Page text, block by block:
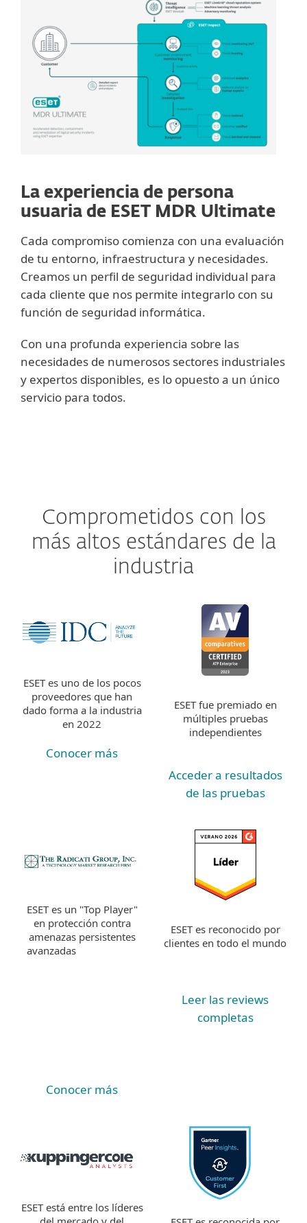
La experiencia de persona
usuaria de ESET MDR Ultimate
Cada compromiso comienza con una evaluación
de tu entorno, infraestructura y necesidades.
Creamos un perfil de seguridad individual para
cada cliente que nos permite integrarlo con su
función de seguridad informática.
Con una profunda experiencia sobre las
necesidades de numerosos sectores industriales
y expertos disponibles, es lo opuesto a un único
servicio para todos.
Comprometidos con los
más altos estándares de la
industria
ESET es uno de los pocos
proveedores que han
dado forma a la industria
en 2022
Conocer más
ESET fue premiado en
múltiples pruebas
independientes
Acceder a resultados
de las pruebas
ESET es un "Top Player"
en protección contra
amenazas persistentes
avanzadas
Conocer más
ESET es reconocido por
clientes en todo el mundo
Leer las reviews
completas
ESET está entre los líderes